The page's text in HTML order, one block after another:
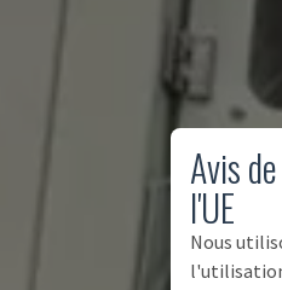
Avis
l'UE
Nous
l'utilisation